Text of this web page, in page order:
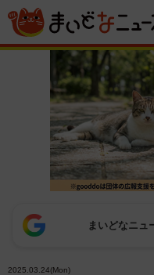
まいどなニュ
2025.03.24(Mon)